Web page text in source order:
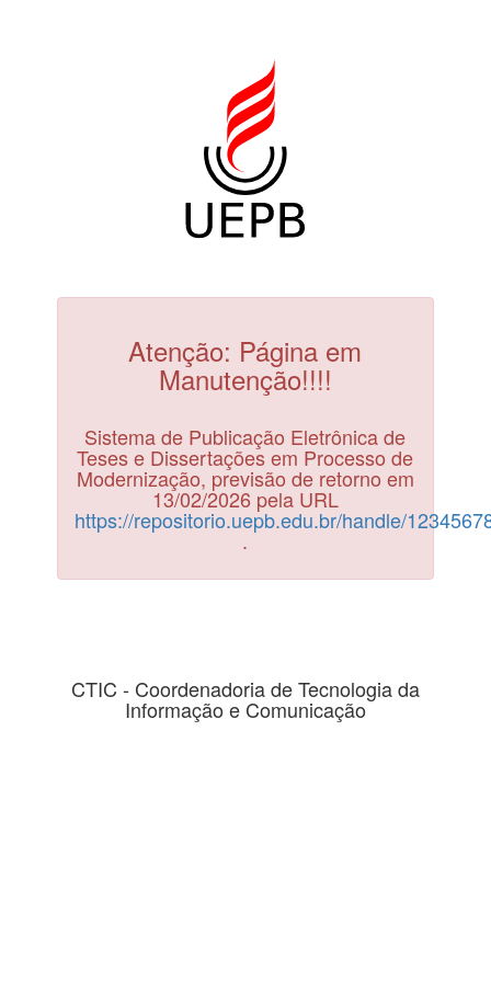
Atenção: Página em
Manutenção!!!!
Sistema de Publicação Eletrônica de
Teses e Dissertações em Processo de
Modernização, previsão de retorno em
13/02/2026 pela URL
https://repositorio.uepb.edu.br/handle/
.
CTIC - Coordenadoria de Tecnologia da
Informação e Comunicação